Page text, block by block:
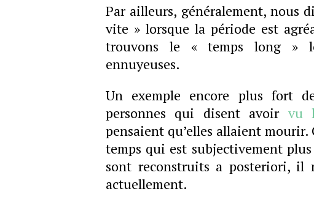
Par ailleurs, généralement, nous
vite » lorsque la période est
trouvons le « temps long »
ennuyeuses.
Un exemple encore plus fort
personnes qui disent avoir vu
pensaient qu’elles allaient
temps qui est subjectivement
sont reconstruits a posteriori, il
actuellement.